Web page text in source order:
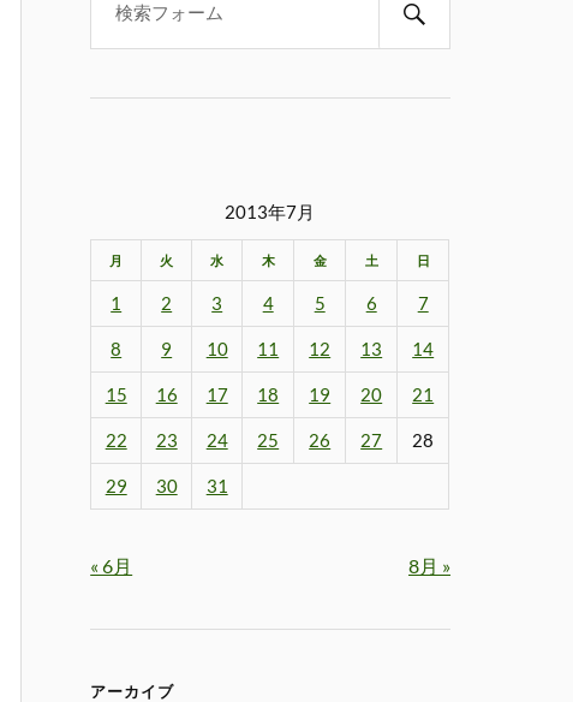
2013年7月
月 火 水 木 金 土 日
1 2 3 4 5 6 7
8 9 10 11 12 13 14
15 16 17 18 19 20 21
22 23 24 25 26 27 28
29 30 31
« 6月 8月 »
アーカイブ